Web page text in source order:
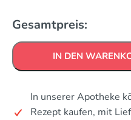
Gesamtpreis:
IN DEN
In unserer Apotheke
Rezept kaufen, mit